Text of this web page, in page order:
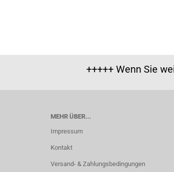
+++++ Wenn Sie
MEHR ÜBER...
Impressum
Kontakt
Versand- & Zahlungsbedingungen